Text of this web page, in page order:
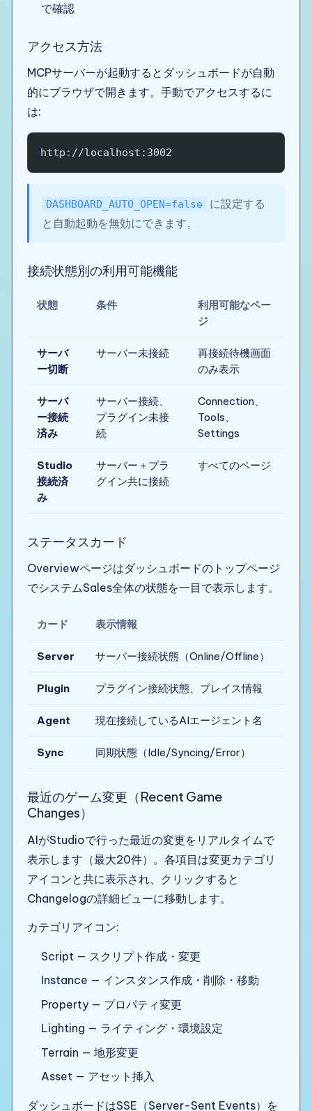
で確認
アクセス方法
MCPサーバーが起動するとダッシュボードが自動
的にブラウザで開きます。手動でアクセスするに
は:
http://localhost:3002
DASHBOARD_AUTO_OPEN=false
に設定する
と自動起動を無効にできます。
接続状態別の利用可能機能
状態 条件
利用可能なペー
ジ
サーバ
ー切断
サーバー未接続
再接続待機画面
のみ表示
サーバ
ー接続
済み
サーバー接続、
プラグイン未接
続
Connection、
Tools、
Settings
Studio
接続済
み
サーバー＋プラ
グイン共に接続
すべてのページ
ステータスカード
Overviewページはダッシュボードのトップページ
でシステムSales全体の状態を一目で表示します。
カード 表示情報
Server サーバー接続状態（Online/Offline）
Plugin プラグイン接続状態、プレイス情報
Agent 現在接続しているAIエージェント名
Sync 同期状態（Idle/Syncing/Error）
最近のゲーム変更（Recent Game
Changes）
AIがStudioで行った最近の変更をリアルタイムで
表示します（最大20件）。各項目は変更カテゴリ
アイコンと共に表示され、クリックすると
Changelogの詳細ビューに移動します。
カテゴリアイコン:
Script — スクリプト作成・変更
Instance — インスタンス作成・削除・移動
Property — プロパティ変更
Lighting — ライティング・環境設定
Terrain — 地形変更
Asset — アセット挿入
ダッシュボードはSSE（Server-Sent Events）を